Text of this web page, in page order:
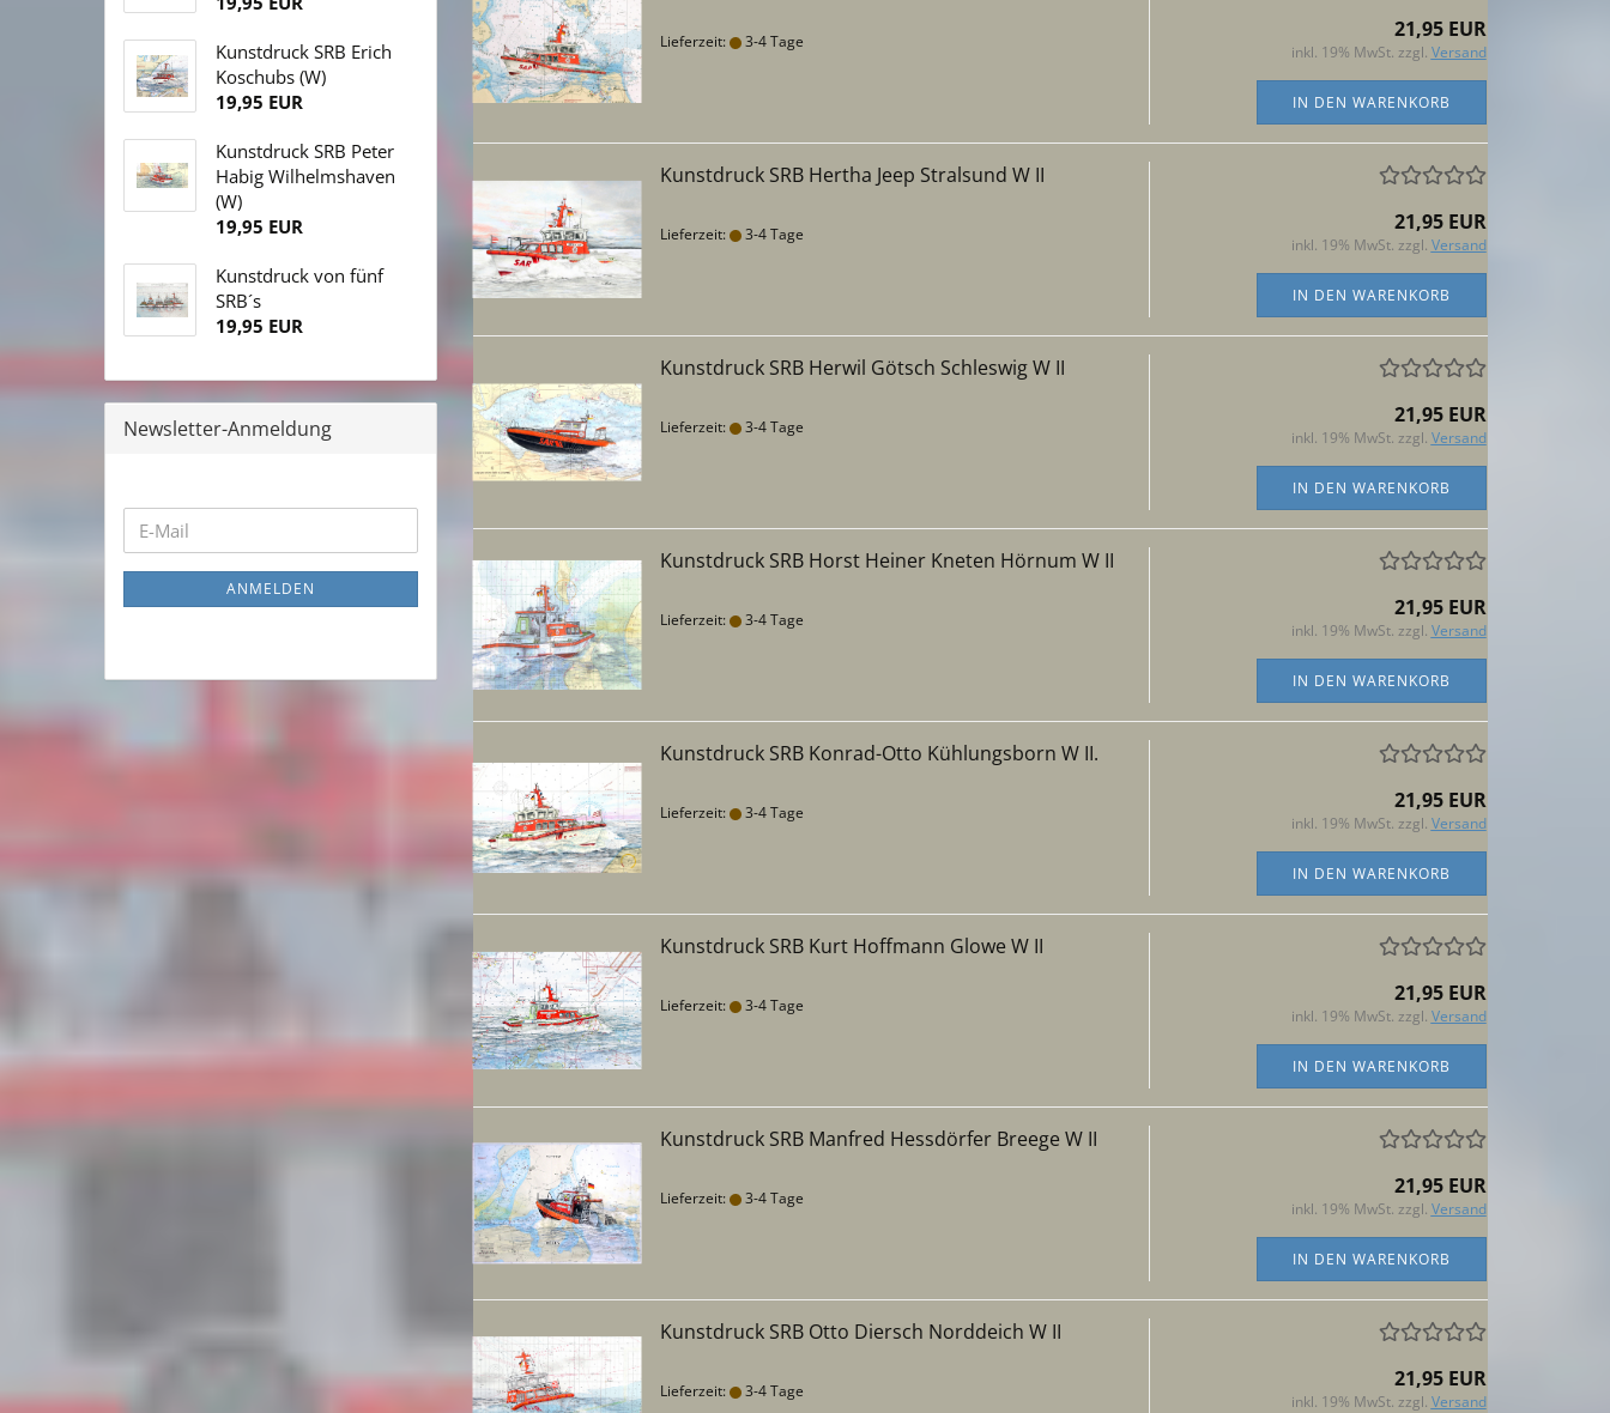
Lieferzeit: 3-4 Tage 21,95 EUR
inkl. 19% MwSt. zzgl. Versand
IN DEN WARENKORB
Kunstdruck SRB Hertha Jeep Stralsund W II
Lieferzeit: 3-4 Tage 21,95 EUR
inkl. 19% MwSt. zzgl. Versand
IN DEN WARENKORB
Kunstdruck SRB Herwil Götsch Schleswig W II
Lieferzeit: 3-4 Tage 21,95 EUR
inkl. 19% MwSt. zzgl. Versand
IN DEN WARENKORB
Kunstdruck SRB Horst Heiner Kneten Hörnum W II
Lieferzeit: 3-4 Tage 21,95 EUR
inkl. 19% MwSt. zzgl. Versand
IN DEN WARENKORB
Kunstdruck SRB Konrad-Otto Kühlungsborn W II.
Lieferzeit: 3-4 Tage 21,95 EUR
inkl. 19% MwSt. zzgl. Versand
IN DEN WARENKORB
Kunstdruck SRB Kurt Hoffmann Glowe W II
Lieferzeit: 3-4 Tage 21,95 EUR
inkl. 19% MwSt. zzgl. Versand
IN DEN WARENKORB
Kunstdruck SRB Manfred Hessdörfer Breege W II
Lieferzeit: 3-4 Tage 21,95 EUR
inkl. 19% MwSt. zzgl. Versand
IN DEN WARENKORB
Kunstdruck SRB Otto Diersch Norddeich W II
Lieferzeit: 3-4 Tage 21,95 EUR
inkl. 19% MwSt. zzgl. Versand
Kunstdruck SRB Erich
Koschubs (W)
19,95 EUR
Kunstdruck SRB Peter
Habig Wilhelmshaven
(W)
19,95 EUR
Kunstdruck von fünf
SRB´s
19,95 EUR
Newsletter-Anmeldung
WEITER
ZUR
NEWSLETTER-
ANMELDUNG
E-
Mail
ANMELDEN